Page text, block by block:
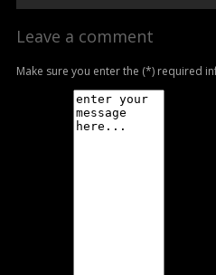
Leave a comment
Make sure you enter the (*) required